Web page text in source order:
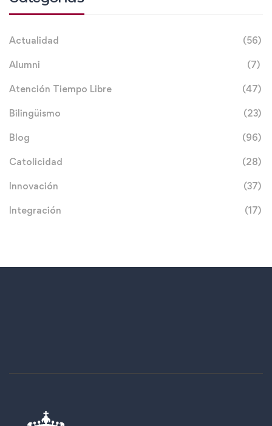
Actualidad (56)
Alumni (7)
Atención Tiempo Libre (47)
Bilingüismo (23)
Blog (96)
Catolicidad (28)
Innovación (37)
Integración (17)